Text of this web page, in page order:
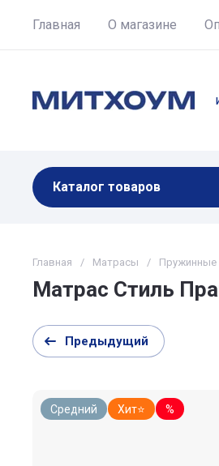
Главная О магазине
Каталог товаров
Главная / Матрасы / Пружинные
Матрас Стиль
Предыдущий
Средний Хит⭐ %